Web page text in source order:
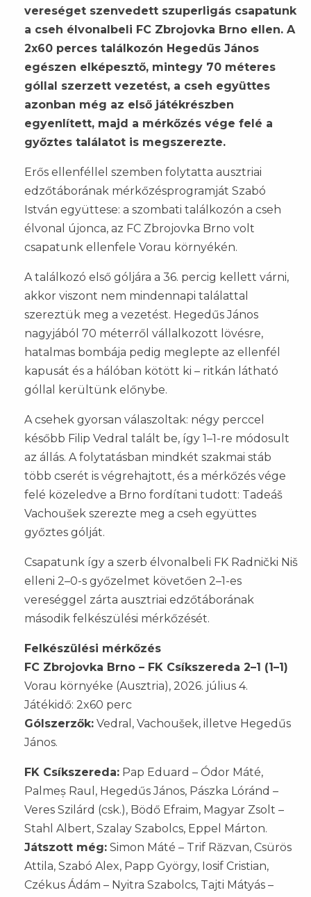
vereséget szenvedett szuperligás csapatunk
a cseh élvonalbeli FC Zbrojovka Brno ellen. A
2x60 perces találkozón Hegedűs János
egészen elképesztő, mintegy 70 méteres
góllal szerzett vezetést, a cseh együttes
azonban még az első játékrészben
egyenlített, majd a mérkőzés vége felé a
győztes találatot is megszerezte.
Erős ellenféllel szemben folytatta ausztriai
edzőtáborának mérkőzésprogramját Szabó
István együttese: a szombati találkozón a cseh
élvonal újonca, az FC Zbrojovka Brno volt
csapatunk ellenfele Vorau környékén.
A találkozó első góljára a 36. percig kellett várni,
akkor viszont nem mindennapi találattal
szereztük meg a vezetést. Hegedűs János
nagyjából 70 méterről vállalkozott lövésre,
hatalmas bombája pedig meglepte az ellenfél
kapusát és a hálóban kötött ki – ritkán látható
góllal kerültünk előnybe.
A csehek gyorsan válaszoltak: négy perccel
később Filip Vedral talált be, így 1–1-re módosult
az állás. A folytatásban mindkét szakmai stáb
több cserét is végrehajtott, és a mérkőzés vége
felé közeledve a Brno fordítani tudott: Tadeáš
Vachoušek szerezte meg a cseh együttes
győztes gólját.
Csapatunk így a szerb élvonalbeli FK Radnički Niš
elleni 2–0-s győzelmet követően 2–1-es
vereséggel zárta ausztriai edzőtáborának
második felkészülési mérkőzését.
Felkészülési mérkőzés
FC Zbrojovka Brno – FK Csíkszereda 2–1 (1–1)
Vorau környéke (Ausztria), 2026. július 4.
Játékidő: 2x60 perc
Gólszerzők: Vedral, Vachoušek, illetve Hegedűs
János.
FK Csíkszereda: Pap Eduard – Ódor Máté,
Palmeș Raul, Hegedűs János, Pászka Lóránd –
Veres Szilárd (csk.), Bödő Efraim, Magyar Zsolt –
Stahl Albert, Szalay Szabolcs, Eppel Márton.
Játszott még: Simon Máté – Trif Răzvan, Csürös
Attila, Szabó Alex, Papp György, Iosif Cristian,
Czékus Ádám – Nyitra Szabolcs, Tajti Mátyás –